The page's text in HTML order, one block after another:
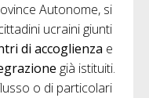
Autonome, si
ucraini giunti
di accoglienza e
già istituiti.
o di particolari